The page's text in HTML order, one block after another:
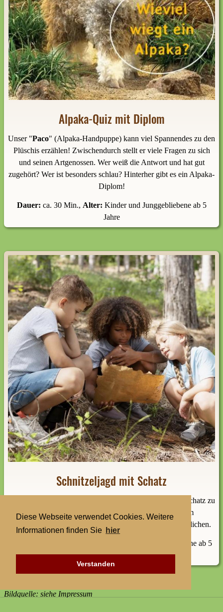
Diese Webseite verwendet Cookies. Weitere
Informationen finden Sie hier
Verstanden
Alpaka-Quiz mit Diplom
Unser "Paco" (Alpaka-Handpuppe) kann viel Spannendes zu den
Plüschis erzählen! Zwischendurch stellt er viele Fragen zu sich
und seinen Artgenossen. Wer weiß die Antwort und hat gut
zugehört? Wer ist besonders schlau? Hinterher gibt es ein Alpaka-
Diplom!
Dauer: ca. 30 Min., Alter: Kinder und Junggebliebene ab 5
Jahre
Schnitzeljagd mit Schatz
Folgt der Schatzkarte und den Hinweisen. Es gibt einen Schatz zu
finden! Die Hinweise findet ihr auf der Farm und im
angrenzenden Wald. Nur in Begleitung eines Verantwortlichen.
Kinder und Junggebliebene ab 5
Jahre
Bildquelle: siehe Impressum